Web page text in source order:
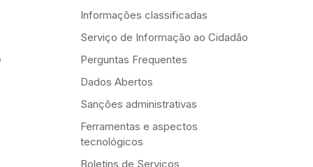
Informações classificadas
Serviço de Informação ao Cidadão
Perguntas Frequentes
Dados Abertos
Sanções administrativas
Ferramentas e aspectos
tecnológicos
Boletins de Serviços